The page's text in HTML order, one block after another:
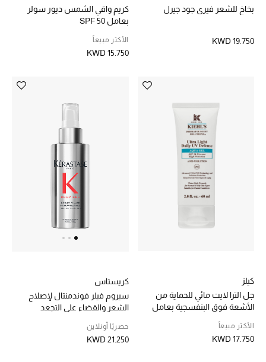
ما وصلنا حديثاً
ركن أناقة المنتجعات
دليل مستلزمات الرجال
أبرز المصممين
جميع الملابس الرجالية
بخاخ للشعر فيري جود جيرل
KWD 19.750
كريم واقي الشمس ديور سولر
بعامل SPF 50
الأكثر مبيعاً
KWD 15.750
كيلز
جل الترا لايت مائي للحماية من
الأشعة فوق البنفسجية بعامل
الأكثر مبيعاً
KWD 17.750
كريستاس
سيروم فيلر فوندمنتال لإصلاح
الشعر والقضاء على التجعد
حصريًا أونلاين
KWD 21.250